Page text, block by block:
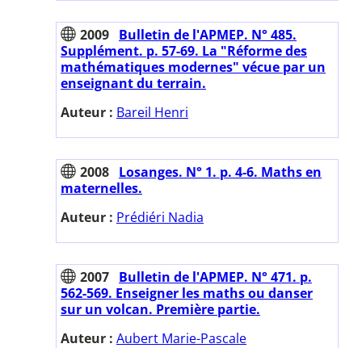
2009 Bulletin de l'APMEP. N° 485.
Supplément. p. 57-69. La "Réforme des
mathématiques modernes" vécue par un
enseignant du terrain.
Auteur : Bareil Henri
2008 Losanges. N° 1. p. 4-6. Maths en
maternelles.
Auteur : Prédiéri Nadia
2007 Bulletin de l'APMEP. N° 471. p.
562-569. Enseigner les maths ou danser
sur un volcan. Première partie.
Auteur : Aubert Marie-Pascale